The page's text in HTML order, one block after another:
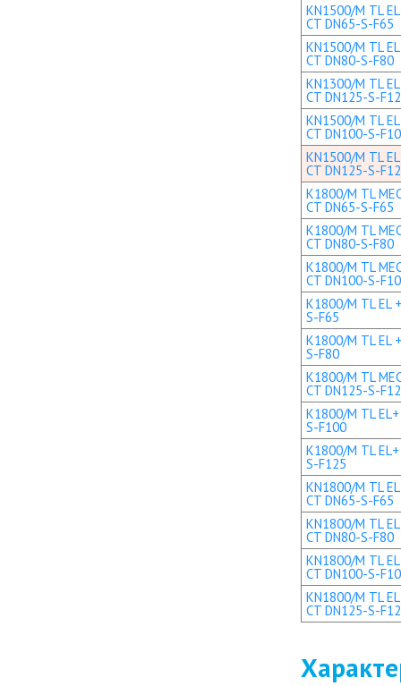
KN1500/M TL
CT DN65-S-F65
KN1500/M TL
CT DN80-S-F80
KN1300/M TL
CT DN125-S-
KN1500/M TL
CT DN100-S-
KN1500/M TL
CT DN125-S-
K1800/M TL
CT DN65-S-F65
K1800/M TL
CT DN80-S-F80
K1800/M TL
CT DN100-S-
K1800/M TL EL
S-F65
K1800/M TL EL
S-F80
K1800/M TL
CT DN125-S-
K1800/M TL
S-F100
K1800/M TL
S-F125
KN1800/M TL
CT DN65-S-F65
KN1800/M TL
CT DN80-S-F80
KN1800/M TL
CT DN100-S-
KN1800/M TL
CT DN125-S-